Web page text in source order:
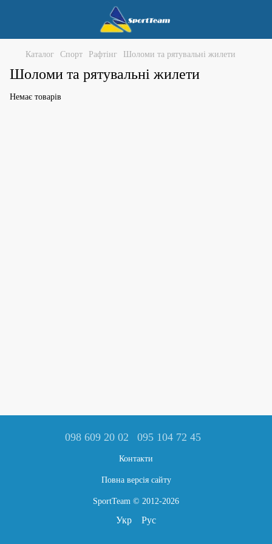
Каталог Спорт Рафтінг Шоломи та рятувальні жилети
Шоломи та рятувальні жилети
Немає товарів
098 609 20 02 095 104 72 45
Контакти
Повна версія сайту
SportTeam © 2012-2026
Укр Рус